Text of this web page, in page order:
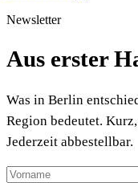
Newsletter
Aus erster
Was in Berlin
Region bedeutet.
Jederzeit abbestellbar.